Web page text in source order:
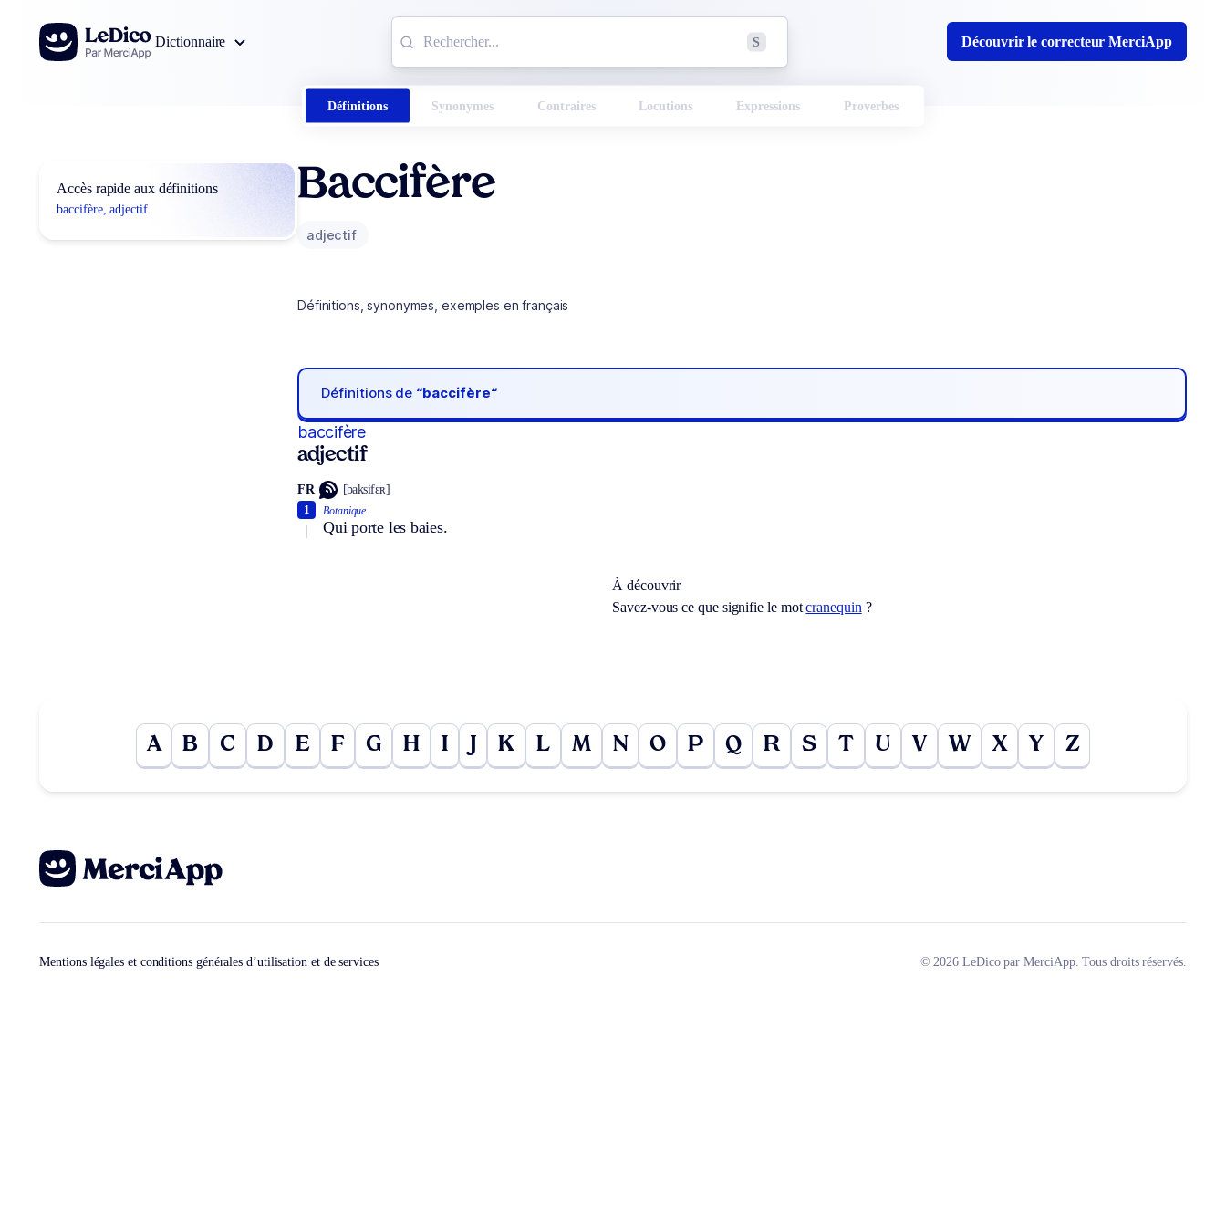
Aller au contenu
Dictionnaire
S Découvrir le correcteur MerciApp
Définitions Synonymes Contraires Locutions Expressions Proverbes
Accès rapide aux définitions
baccifère, adjectif
Baccifère
adjectif
Définitions, synonymes, exemples en français
Définitions de “baccifère“
baccifère
adjectif
FR [baksifɛʀ]
Botanique.
Qui porte les baies.
1
À découvrir
Savez-vous ce que signifie le motcranequin ?
A B C D E F G H I K L M N O P Q R S T U V W X Y Z
Mentions légales et conditions générales d’utilisation et de services © 2026 LeDico par MerciApp. Tous droits réservés.